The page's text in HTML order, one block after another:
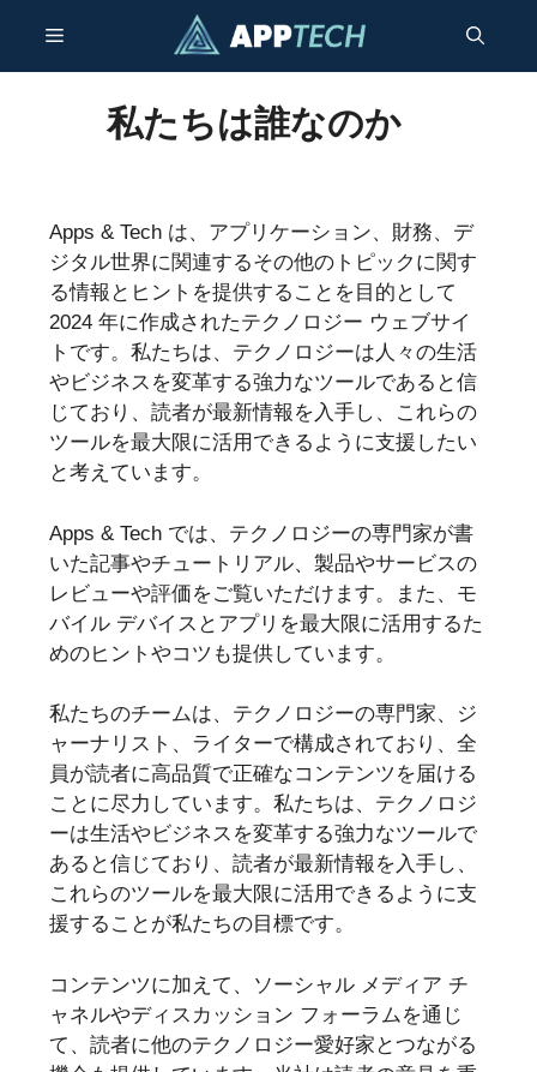
テ
メ
ー
私たちは誰なのか
Apps & Tech は、アプリケーション、財務、デ
ジタル世界に関連するその他のトピックに関す
る情報とヒントを提供することを目的として
2024 年に作成されたテクノロジー ウェブサイ
トです。私たちは、テクノロジーは人々の生活
やビジネスを変革する強力なツールであると信
じており、読者が最新情報を入手し、これらの
ツールを最大限に活用できるように支援したい
と考えています。
Apps & Tech では、テクノロジーの専門家が書
いた記事やチュートリアル、製品やサービスの
レビューや評価をご覧いただけます。また、モ
バイル デバイスとアプリを最大限に活用するた
めのヒントやコツも提供しています。
私たちのチームは、テクノロジーの専門家、ジ
ャーナリスト、ライターで構成されており、全
員が読者に高品質で正確なコンテンツを届ける
ことに尽力しています。私たちは、テクノロジ
ーは生活やビジネスを変革する強力なツールで
あると信じており、読者が最新情報を入手し、
これらのツールを最大限に活用できるように支
援することが私たちの目標です。
コンテンツに加えて、ソーシャル メディア チ
ャネルやディスカッション フォーラムを通じ
て、読者に他のテクノロジー愛好家とつながる